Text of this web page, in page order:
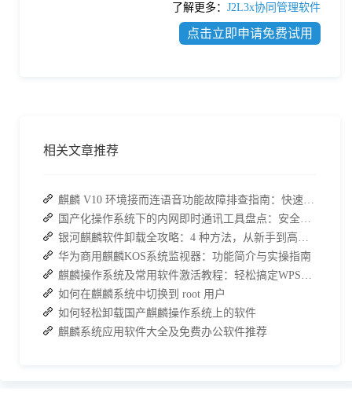
了解更多： J2L3x协同管理软件
点击立即申请免费试用
相关文章推荐
麒麟 V10 环境接而连语音功能故障排查指南：快速恢复高效协作
国产化操作系统下的内网即时通讯工具盘点：安全与高效的双重亮点
银河麒麟软件卸载全攻略：4 种方法，从新手到高手一次搞定
华为商用麒麟KOS系统监视器：功能简介与实操指南
麒麟操作系统及常用软件激活教程：轻松搞定WPS与数科OFD的激活
如何在麒麟系统中切换到 root 用户
如何轻松卸载国产麒麟操作系统上的软件
麒麟系统应用软件大全及免费办公软件推荐